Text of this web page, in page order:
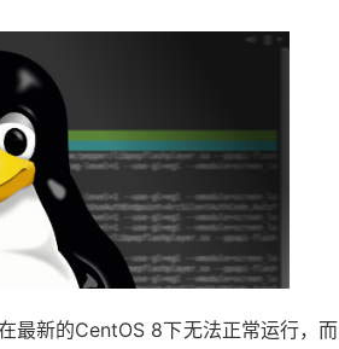
最新的CentOS 8下无法正常运行，而